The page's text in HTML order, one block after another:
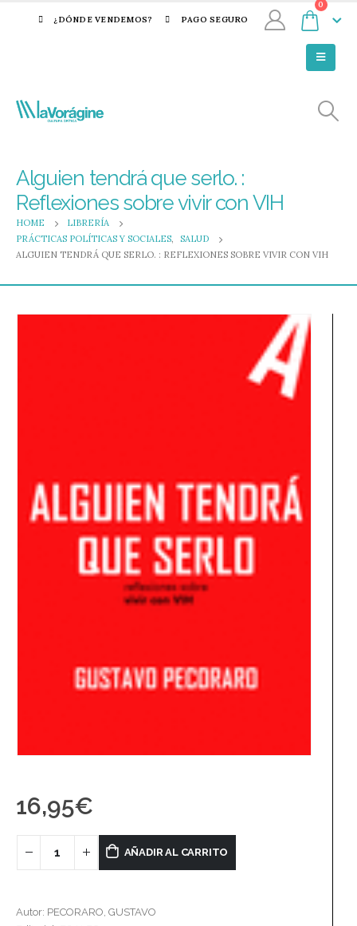
¿DÓNDE VENDEMOS? PAGO SEGURO
0
Alguien tendrá que serlo. :
Reflexiones sobre vivir con VIH
HOME
LIBRERÍA
PRÁCTICAS POLÍTICAS Y SOCIALES,
SALUD
ALGUIEN TENDRÁ QUE SERLO. : REFLEXIONES SOBRE VIVIR CON VIH
16,95€
AÑADIR AL CARRITO
Autor: PECORARO, GUSTAVO